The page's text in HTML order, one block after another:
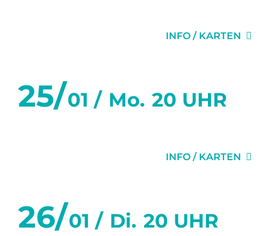
INFO / KARTEN
25/01 / Mo. 20 UHR
INFO / KARTEN
26/01 / Di. 20 UHR